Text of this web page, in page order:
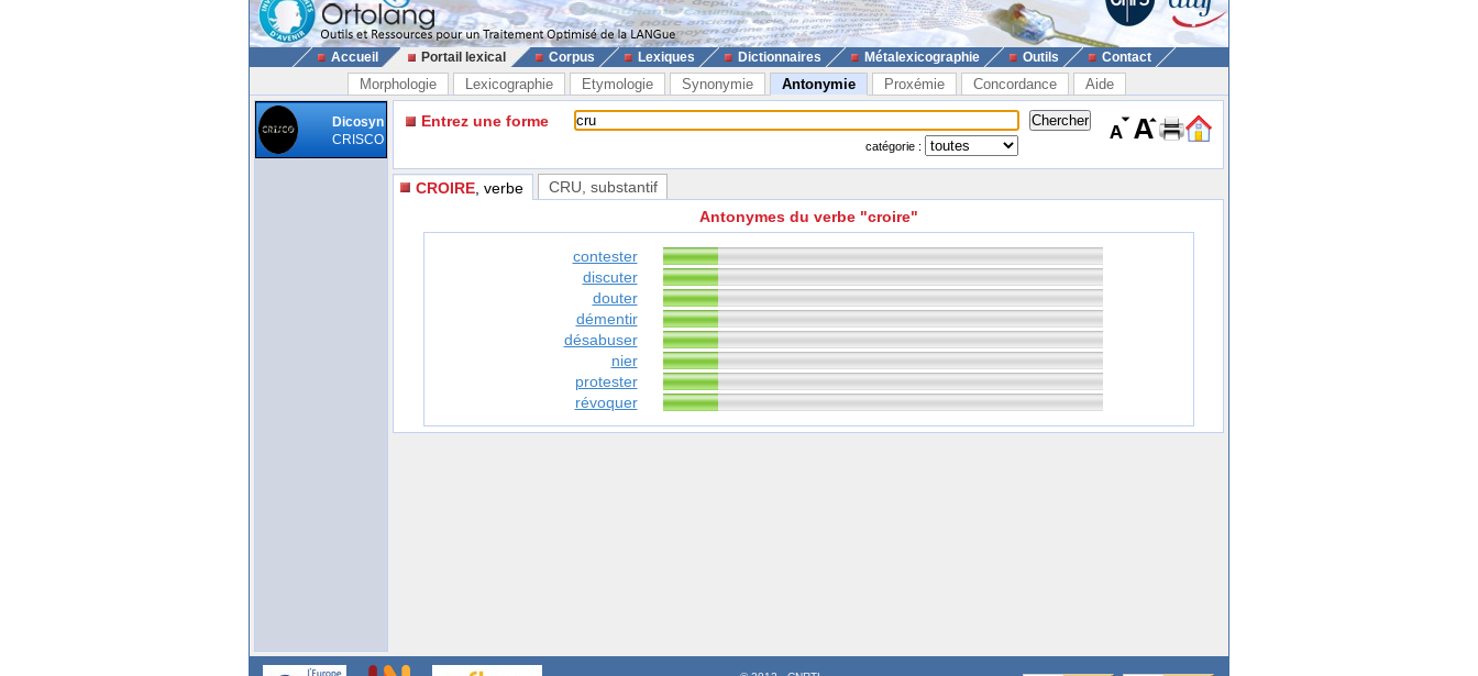
Accueil Portail lexical Corpus Lexiques Dictionnaires Métalexicographie Outils Contact
Morphologie Lexicographie Etymologie Synonymie Antonymie Proxémie Concordance Aide
Dicosyn
CRISCO
Entrez une forme
catégorie :
CROIRE , verbe CRU , substantif
Antonymes du verbe "croire"
contester
discuter
douter
démentir
désabuser
nier
protester
révoquer